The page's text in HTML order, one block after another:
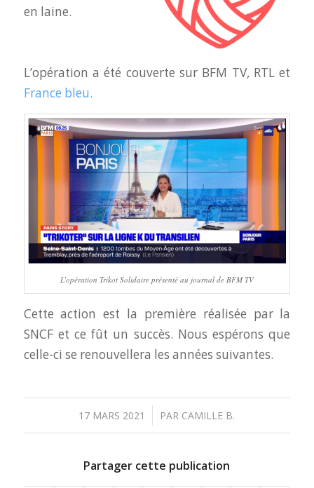
en laine.
L’opération a été couverte sur BFM TV, RTL et
France bleu.
L’opération Trikot Solidaire présenté au journal de BFM TV
Cette action est la première réalisée par la
SNCF et ce fût un succès. Nous espérons que
celle-ci se renouvellera les années suivantes.
17 MARS 2021
/ PAR CAMILLE B.
Partager cette publication